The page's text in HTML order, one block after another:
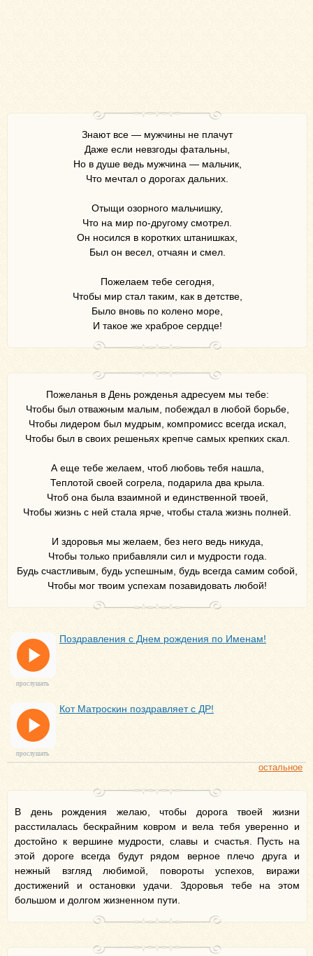
Знают все — мужчины не плачут
Даже если невзгоды фатальны,
Но в душе ведь мужчина — мальчик,
Что мечтал о дорогах дальних.
Отыщи озорного мальчишку,
Что на мир по-другому смотрел.
Он носился в коротких штанишках,
Был он весел, отчаян и смел.
Пожелаем тебе сегодня,
Чтобы мир стал таким, как в детстве,
Было вновь по колено море,
И такое же храброе сердце!
Пожеланья в День рожденья адресуем мы тебе:
Чтобы был отважным малым, побеждал в любой борьбе,
Чтобы лидером был мудрым, компромисс всегда искал,
Чтобы был в своих решеньях крепче самых крепких скал.
А еще тебе желаем, чтоб любовь тебя нашла,
Теплотой своей согрела, подарила два крыла.
Чтоб она была взаимной и единственной твоей,
Чтобы жизнь с ней стала ярче, чтобы стала жизнь полней.
И здоровья мы желаем, без него ведь никуда,
Чтобы только прибавляли сил и мудрости года.
Будь счастливым, будь успешным, будь всегда самим собой,
Чтобы мог твоим успехам позавидовать любой!
Поздравления с Днем рождения по Именам!
прослушать
Кот Матроскин поздравляет с ДР!
прослушать
остальное
В день рождения желаю, чтобы дорога твоей жизни
расстилалась бескрайним ковром и вела тебя уверенно и
достойно к вершине мудрости, славы и счастья. Пусть на
этой дороге всегда будут рядом верное плечо друга и
нежный взгляд любимой, повороты успехов, виражи
достижений и остановки удачи. Здоровья тебе на этом
большом и долгом жизненном пути.